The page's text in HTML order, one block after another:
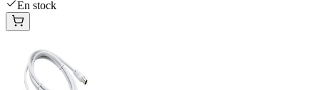
En stock